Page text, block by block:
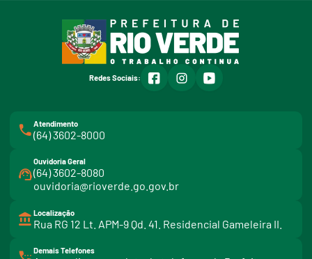
Redes Sociais: facebookinstagramyoutube
Atendimento
(64) 3602-8000
Ouvidoria Geral
(64) 3602-8080
ouvidoria@rioverde.go.gov.br
Localização
Rua RG 12 Lt. APM-9 Qd. 41. Residencial Gameleira II.
Demais Telefones